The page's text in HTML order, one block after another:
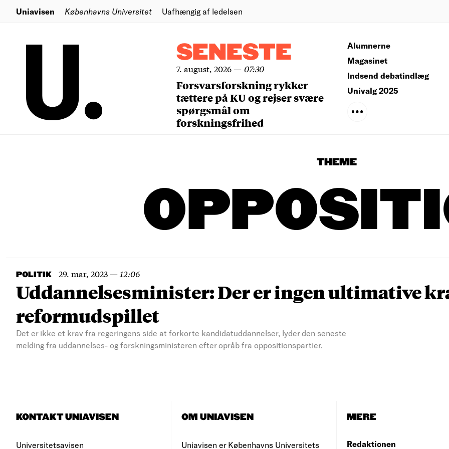
Uniavisen Københavns Universitet Uafhængig af ledelsen
SENESTE
7. august, 2026— 07:30
Forsvarsforskning rykker
tættere på KU og rejser svære
spørgsmål om
forskningsfrihed
Alumnerne
Magasinet
Indsend debatindlæg
Univalg 2025
THEME
POLITIK 29. mar, 2023— 12:06
Uddannelsesminister: Der er ingen ultimative
reformudspillet
Det er ikke et krav fra regeringens side at forkorte kandidatuddannelser, lyder den seneste
melding fra uddannelses- og forskningsministeren efter opråb fra oppositionspartier.
KONTAKT UNIAVISEN
Universitetsavisen
OM UNIAVISEN
Uniavisen er Københavns Universitets
MERE
Redaktionen